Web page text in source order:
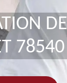
DE
78540